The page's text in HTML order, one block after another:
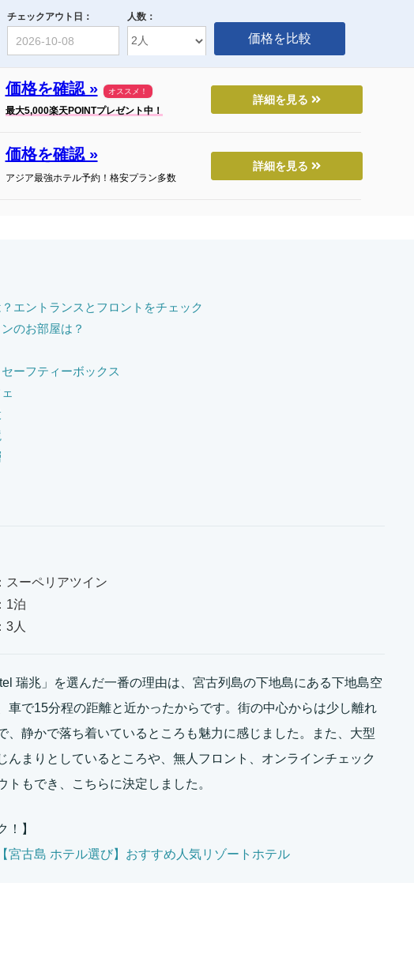
チェックアウト日： 人数：
価格を確認 » オススメ！
最大5,000楽天POINTプレゼント中！
詳細を見る
価格を確認 »
アジア最強ホテル予約！格安プラン多数
詳細を見る
エントランスとフロントをチェック
のお部屋は？
ーフティーボックス
：スーペリアツイン
：1泊
：3人
瑞兆」を選んだ一番の理由は、宮古列島の下地島にある下地島空
車で15分程の距離と近かったからです。街の中心からは少し離れ
、静かで落ち着いているところも魅力に感じました。また、大型
んまりとしているところや、無人フロント、オンラインチェック
トもでき、こちらに決定しました。
！】
宮古島 ホテル選び】おすすめ人気リゾートホテル